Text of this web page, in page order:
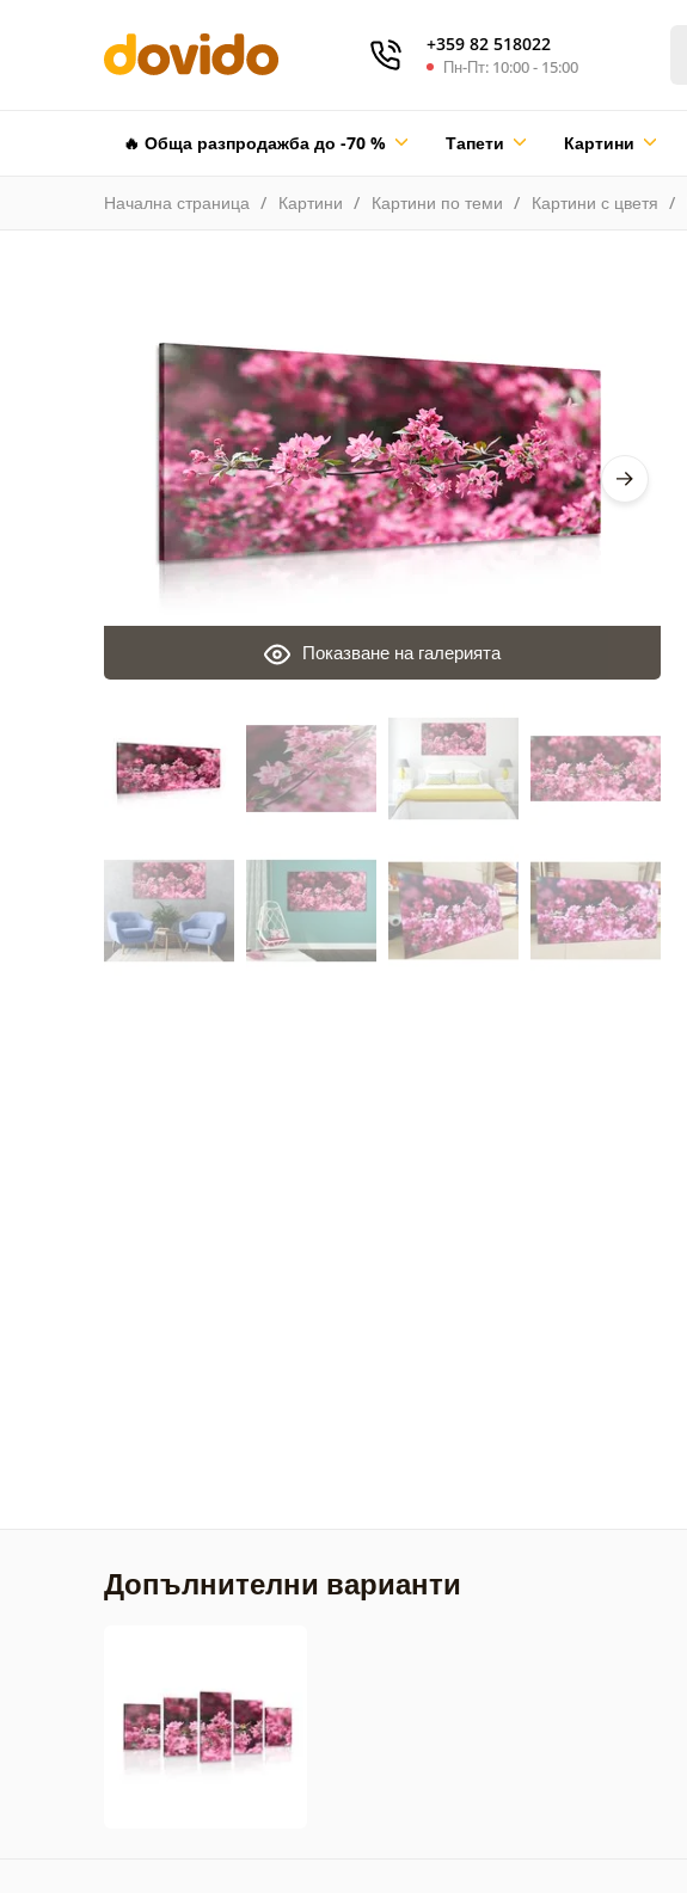
+359 82 518022
Пн-Пт: 10:00 - 15:00
🔥 Обща разпродажба до -70 % Тапети Картини
Начална страница Картини Картини по теми Картини с цветя
Показване на галерията
Допълнителни варианти